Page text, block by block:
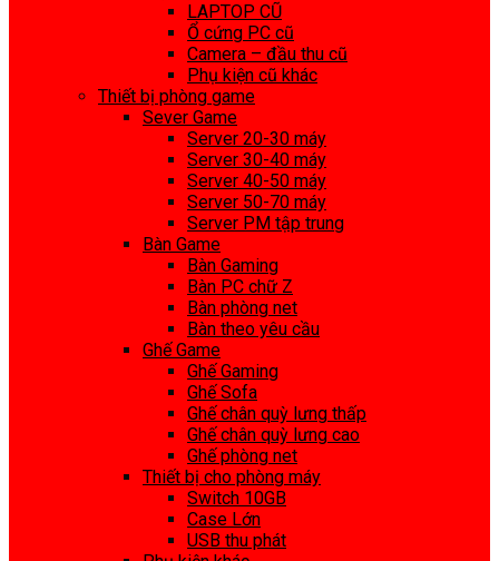
LAPTOP CŨ
Ổ cứng PC cũ
Camera – đầu thu cũ
Phụ kiện cũ khác
Thiết bị phòng game
Sever Game
Server 20-30 máy
Server 30-40 máy
Server 40-50 máy
Server 50-70 máy
Server PM tập trung
Bàn Game
Bàn Gaming
Bàn PC chữ Z
Bàn phòng net
Bàn theo yêu cầu
Ghế Game
Ghế Gaming
Ghế Sofa
Ghế chân quỳ lưng thấp
Ghế chân quỳ lưng cao
Ghế phòng net
Thiết bị cho phòng máy
Switch 10GB
Case Lớn
USB thu phát